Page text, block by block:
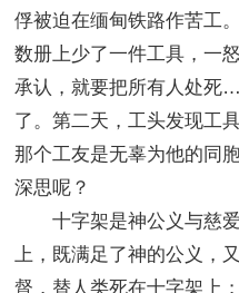
俘被迫在缅甸铁路作苦工
数册上少了一件工具，一
承认，就要把所有人处死
了。第二天，工头发现工
那个工友是无辜为他的同
深思呢？
十字架是神公义与慈爱
上，既满足了神的公义，
督，替人类死在十字架上